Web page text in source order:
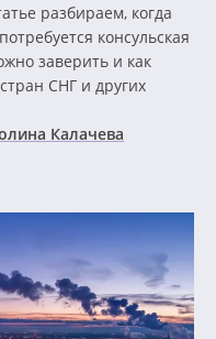
разбираем, когда
консульская
заверить и как
СНГ и других
Калачева